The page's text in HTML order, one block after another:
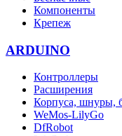
Компоненты
Крепеж
ARDUINO
Контроллеры
Расширения
Корпуса, шнуры,
WeMos-LilyGo
DfRobot